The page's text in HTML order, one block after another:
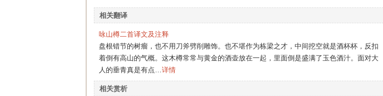
相关翻译
咏山樽二首译文及注释
盘根错节的树瘤，也不用刀斧劈削雕饰。也不堪作为栋梁之才，中间挖空就是酒杯杯，反扣
着倒有高山的气概。这木樽常常与黄金的酒壶放在一起，里面倒是盛满了玉色酒汁。面对大
人的垂青真是有点… 详情
相关赏析